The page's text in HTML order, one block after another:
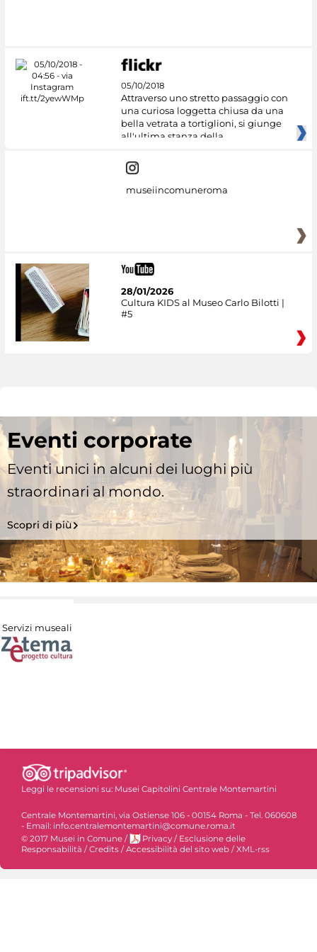
05/10/2018
Attraverso uno stretto passaggio con
una curiosa loggetta chiusa da una
bella vetrata a tortiglioni, si giunge
all'ultima stanza della
museiincomuneroma
28/01/2026
Cultura KIDS al Museo Carlo Bilotti |
#5
Eventi corporate
Eventi unici in alcuni dei luoghi più
straordinari al mondo.
Scopri di più
Servizi museali
Leggi le recensioni su: Musei Capitolini Centrale Montemartini
Centrale Montemartini, via Ostiense 106 - 00154 Roma - Tel. 060608
- Email: info.centralemontemartini@comune.roma.it
© 2017 Musei in Comune / Privacy / Esclusione delle
Responsabilità /Credits /Accessibilità del sito web /XML-rss